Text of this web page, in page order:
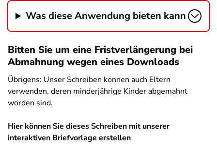
Was diese Anwendung bieten kann
Bitten Sie um eine Fristverlängerung bei
Abmahnung wegen eines Downloads
Übrigens: Unser Schreiben können auch Eltern
verwenden, deren minderjährige Kinder abgemahnt
worden sind.
Hier können Sie dieses Schreiben mit unserer
interaktiven Briefvorlage erstellen